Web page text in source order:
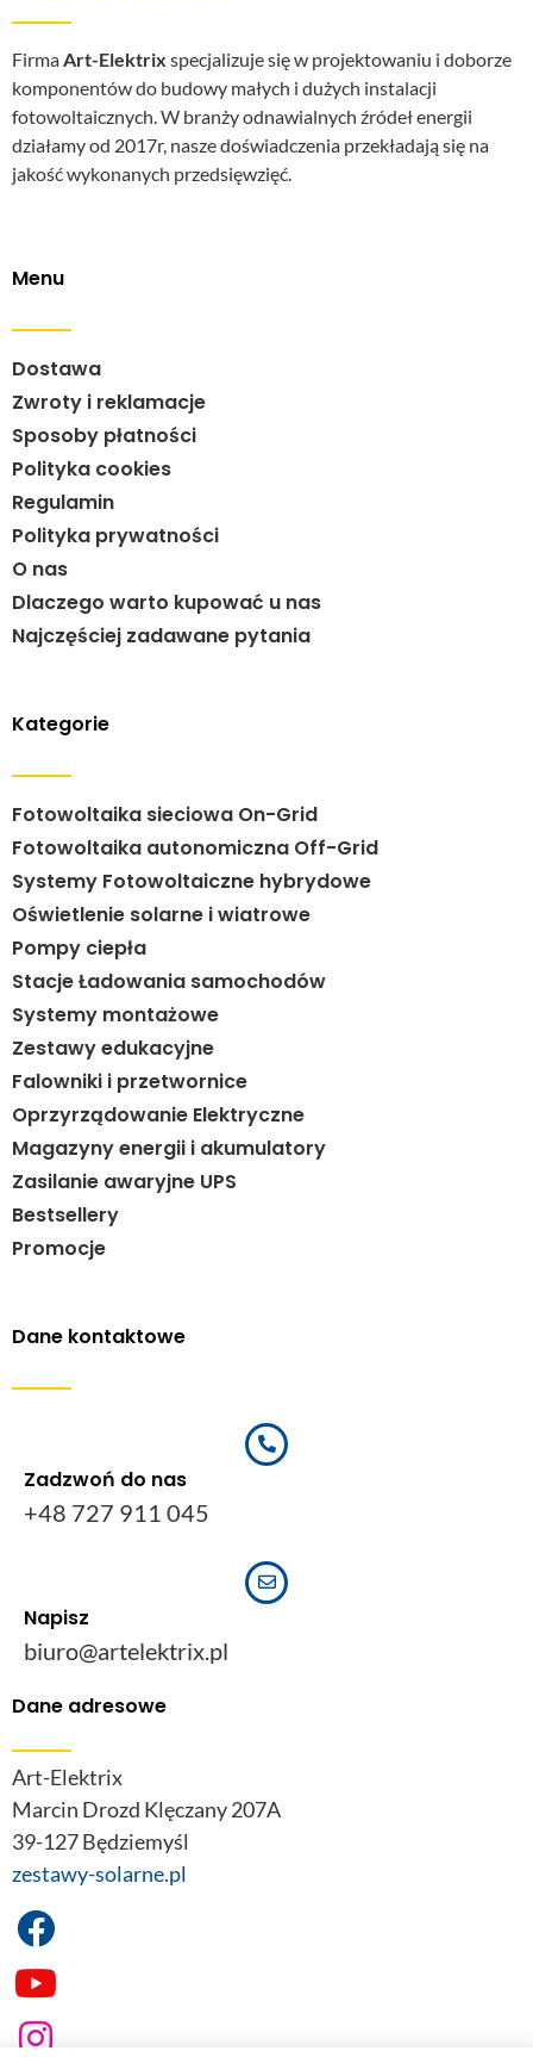
Firma Art-Elektrix specjalizuje się w projektowaniu i doborze
komponentów do budowy małych i dużych instalacji
fotowoltaicznych. W branży odnawialnych źródeł energii
działamy od 2017r, nasze doświadczenia przekładają się na
jakość wykonanych przedsięwzięć.
Menu
Dostawa
Zwroty i reklamacje
Sposoby płatności
Polityka cookies
Regulamin
Polityka prywatności
O nas
Dlaczego warto kupować u nas
Najczęściej zadawane pytania
Kategorie
Fotowoltaika sieciowa On-Grid
Fotowoltaika autonomiczna Off-Grid
Systemy Fotowoltaiczne hybrydowe
Oświetlenie solarne i wiatrowe
Pompy ciepła
Stacje Ładowania samochodów
Systemy montażowe
Zestawy edukacyjne
Falowniki i przetwornice
Oprzyrządowanie Elektryczne
Magazyny energii i akumulatory
Zasilanie awaryjne UPS
Bestsellery
Promocje
Dane kontaktowe
Zadzwoń do nas
+48 727 911 045
Napisz
biuro@artelektrix.pl
Dane adresowe
Art-Elektrix
Marcin Drozd Klęczany 207A
39-127 Będziemyśl
zestawy-solarne.pl